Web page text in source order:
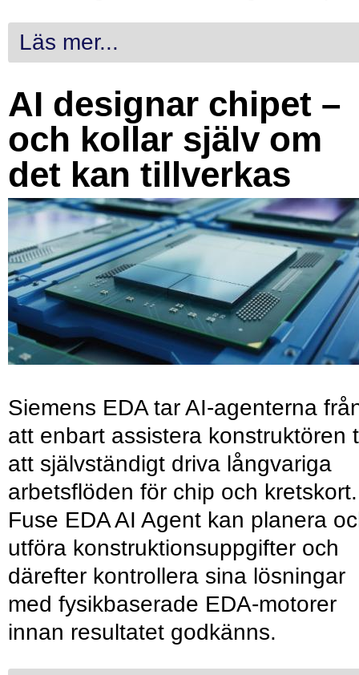
Läs mer...
AI designar chipet –
och kollar själv om
det kan tillverkas
Siemens EDA tar AI-agenterna
att enbart assistera konstruktören
att självständigt driva långvariga
arbetsflöden för chip och kretskort.
Fuse EDA AI Agent kan planera
utföra konstruktionsuppgifter och
därefter kontrollera sina lösningar
med fysikbaserade EDA-motorer
innan resultatet godkänns.